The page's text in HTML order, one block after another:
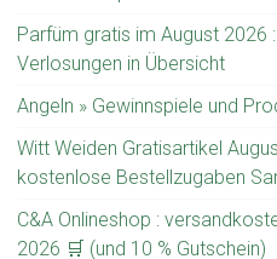
Parfüm gratis im August 2026
Verlosungen in Übersicht
Angeln » Gewinnspiele und
Witt Weiden Gratisartikel
kostenlose Bestellzugaben
C&A Onlineshop :
2026 🛒 (und 10 % Gutschein)